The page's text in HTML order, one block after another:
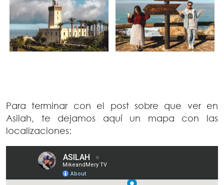
Para terminar con el post sobre que ver en
Asilah, te dejamos aquí un mapa con las
localizaciones: